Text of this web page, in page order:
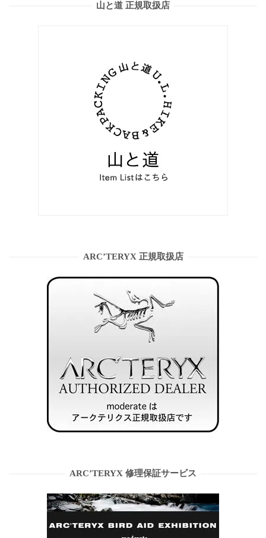
山と道 正規取扱店
ARC’TERYX 正規取扱店
ARC’TERYX 修理保証サービス